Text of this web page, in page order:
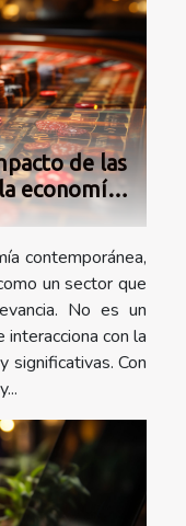
de las
economía
contemporánea,
un sector que
No es un
interacciona con la
significativas. Con